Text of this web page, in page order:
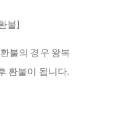
불]
불의 경우 왕복
환불이 됩니다.